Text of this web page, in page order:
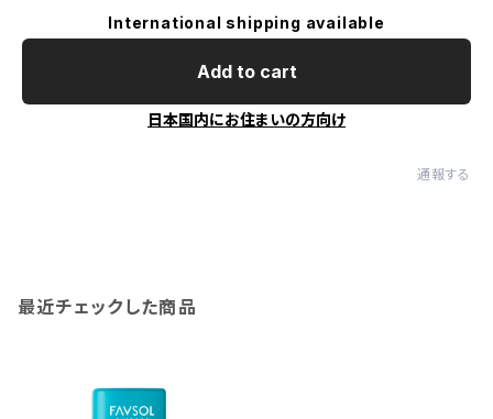
International shipping available
Add to cart
日本国内にお住まいの方向け
通報する
最近チェックした商品